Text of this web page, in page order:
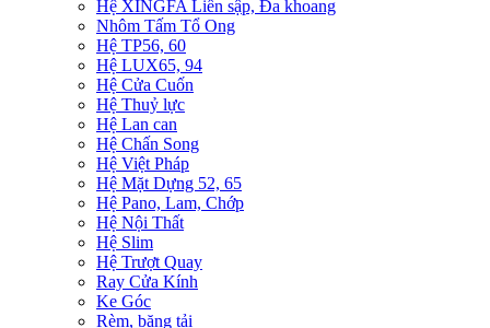
Hệ XINGFA Liền sập, Đa khoang
Nhôm Tấm Tổ Ong
Hệ TP56, 60
Hệ LUX65, 94
Hệ Cửa Cuốn
Hệ Thuỷ lực
Hệ Lan can
Hệ Chấn Song
Hệ Việt Pháp
Hệ Mặt Dựng 52, 65
Hệ Pano, Lam, Chớp
Hệ Nội Thất
Hệ Slim
Hệ Trượt Quay
Ray Cửa Kính
Ke Góc
Rèm, băng tải